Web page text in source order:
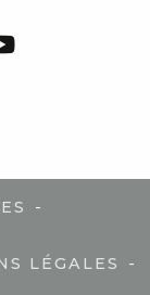
-
LÉGALES -